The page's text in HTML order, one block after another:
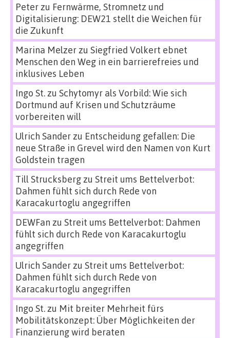
Peterzu Fernwärme, Stromnetz und
Digitalisierung: DEW21 stellt die Weichen für
die Zukunft
Marina Melzerzu Siegfried Volkert ebnet
Menschen den Weg in ein barrierefreies und
inklusives Leben
Ingo St.zu Schytomyr als Vorbild: Wie sich
Dortmund auf Krisen und Schutzräume
vorbereiten will
Ulrich Sanderzu Entscheidung gefallen: Die
neue Straße in Grevel wird den Namen von Kurt
Goldstein tragen
Till Strucksbergzu Streit ums Bettelverbot:
Dahmen fühlt sich durch Rede von
Karacakurtoglu angegriffen
DEWFan zu Streit ums Bettelverbot: Dahmen
fühlt sich durch Rede von Karacakurtoglu
angegriffen
Ulrich Sanderzu Streit ums Bettelverbot:
Dahmen fühlt sich durch Rede von
Karacakurtoglu angegriffen
Ingo St.zu Mit breiter Mehrheit fürs
Mobilitätskonzept: Über Möglichkeiten der
Finanzierung wird beraten